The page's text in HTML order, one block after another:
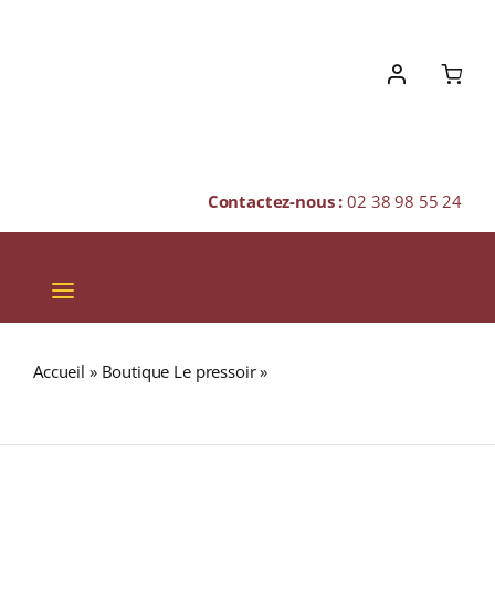
Contactez-nous :02 38 98 55 24
Toggle
Navigation
SPIRITUEUX
Accueil » Boutique Le pressoir»